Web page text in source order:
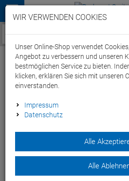
Menü
Orbea Terra M31eTeam
Roadbike - M blue carbon/
Mit einer Topausstattung geht das
Gravel Roadbike an den
WIR VERWENDEN COOKIES
Unser Online-Shop verwendet
Angebot zu verbessern und unseren
bestmöglichen Service zu bieten.
klicken, erklären Sie sich mit unseren
einverstanden.
Impressum
Datenschutz
Alle
Alle